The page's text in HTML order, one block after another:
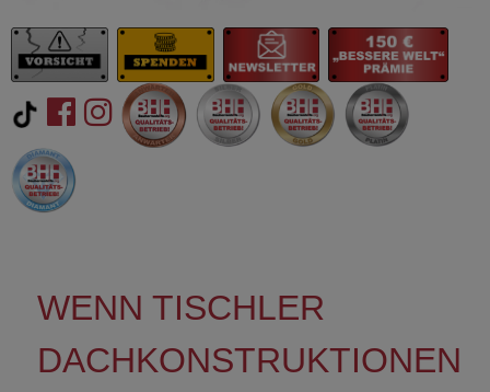
WENN TISCHLER
DACHKONSTRUKTIONEN